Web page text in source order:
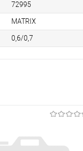
72995
MATRIX
0,6/0,7